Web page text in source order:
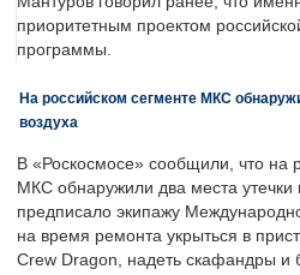
приоритетным проектом
программы.
На российском сегменте МКС
воздуха
В «Роскосмосе» сообщили, что на
МКС обнаружили два места утечки
предписало экипажу
на время ремонта укрыться в
Crew Dragon, надеть скафандры и